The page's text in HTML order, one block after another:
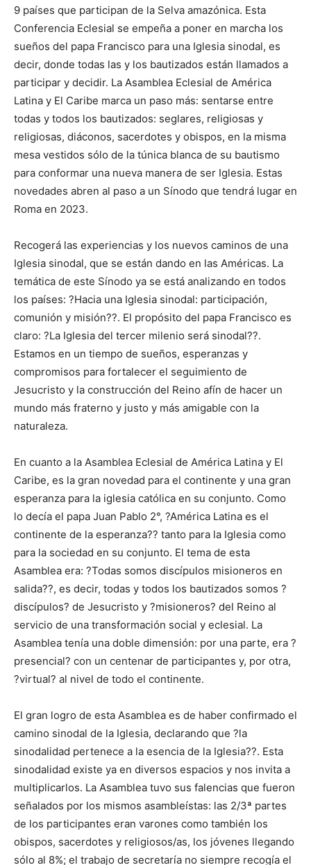
9 países que participan de la Selva amazónica. Esta
Conferencia Eclesial se empeña a poner en marcha los
sueños del papa Francisco para una Iglesia sinodal, es
decir, donde todas las y los bautizados están llamados a
participar y decidir. La Asamblea Eclesial de América
Latina y El Caribe marca un paso más: sentarse entre
todas y todos los bautizados: seglares, religiosas y
religiosas, diáconos, sacerdotes y obispos, en la misma
mesa vestidos sólo de la túnica blanca de su bautismo
para conformar una nueva manera de ser Iglesia. Estas
novedades abren al paso a un Sínodo que tendrá lugar en
Roma en 2023.
Recogerá las experiencias y los nuevos caminos de una
Iglesia sinodal, que se están dando en las Américas. La
temática de este Sínodo ya se está analizando en todos
los países: ?Hacia una Iglesia sinodal: participación,
comunión y misión??. El propósito del papa Francisco es
claro: ?La Iglesia del tercer milenio será sinodal??.
Estamos en un tiempo de sueños, esperanzas y
compromisos para fortalecer el seguimiento de
Jesucristo y la construcción del Reino afín de hacer un
mundo más fraterno y justo y más amigable con la
naturaleza.
En cuanto a la Asamblea Eclesial de América Latina y El
Caribe, es la gran novedad para el continente y una gran
esperanza para la iglesia católica en su conjunto. Como
lo decía el papa Juan Pablo 2°, ?América Latina es el
continente de la esperanza?? tanto para la Iglesia como
para la sociedad en su conjunto. El tema de esta
Asamblea era: ?Todas somos discípulos misioneros en
salida??, es decir, todas y todos los bautizados somos ?
discípulos? de Jesucristo y ?misioneros? del Reino al
servicio de una transformación social y eclesial. La
Asamblea tenía una doble dimensión: por una parte, era ?
presencial? con un centenar de participantes y, por otra,
?virtual? al nivel de todo el continente.
El gran logro de esta Asamblea es de haber confirmado el
camino sinodal de la Iglesia, declarando que ?la
sinodalidad pertenece a la esencia de la Iglesia??. Esta
sinodalidad existe ya en diversos espacios y nos invita a
multiplicarlos. La Asamblea tuvo sus falencias que fueron
señalados por los mismos asambleístas: las 2/3ª partes
de los participantes eran varones como también los
obispos, sacerdotes y religiosos/as, los jóvenes llegando
sólo al 8%; el trabajo de secretaría no siempre recogía el